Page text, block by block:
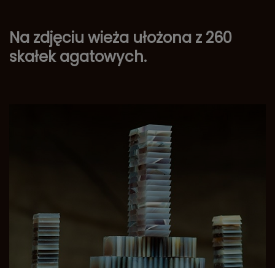
Na zdjęciu wieża ułożona z 260
skałek agatowych.